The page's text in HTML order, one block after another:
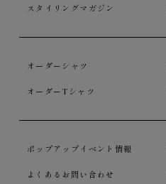
スタイリングマガジン
オーダーシャツ
オーダーTシャツ
ポップアップイベント情報
よくあるお問い合わせ